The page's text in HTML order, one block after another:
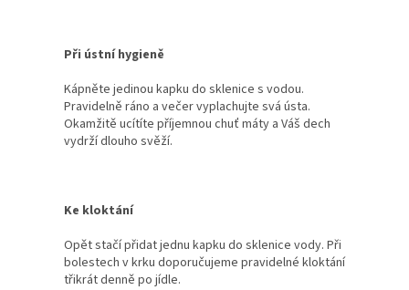
Při ústní hygieně
Kápněte jedinou kapku do sklenice s vodou.
Pravidelně ráno a večer vyplachujte svá ústa.
Okamžitě ucítíte příjemnou chuť máty a Váš dech
vydrží dlouho svěží.
Ke kloktání
Opět stačí přidat jednu kapku do sklenice vody. Při
bolestech v krku doporučujeme pravidelné kloktání
třikrát denně po jídle.